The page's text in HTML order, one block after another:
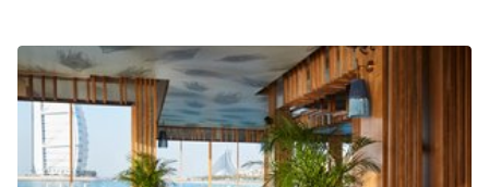
Vente au
détail
Showroom Événement Art Alimentation
Séance de
photo
Conférence Réunion Bureaux
Local
Commercial